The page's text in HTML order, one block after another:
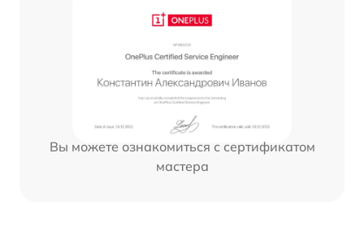
Вы можете ознакомиться с сертификатом
мастера